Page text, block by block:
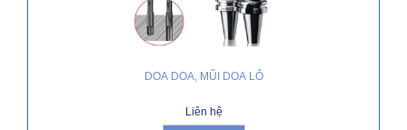
DOA DOA, MŨI DOA LỖ
Liên hệ